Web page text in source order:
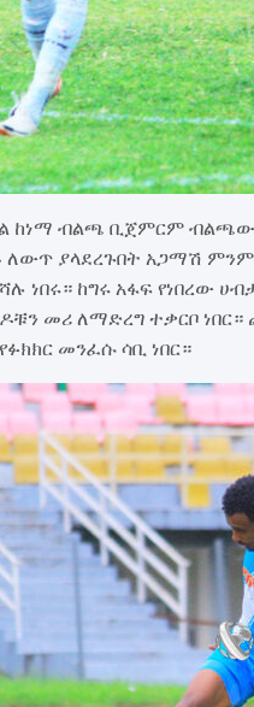
ከነማ ብልጫ ቢጀምርም
ለውጥ ያላደረጉበት አጋማሽ
ነበሩ። ከግሩ አፋፍ
መሪ ለማድረግ ተቃርቦ
መንፈሱ ሳቢ ነበር።